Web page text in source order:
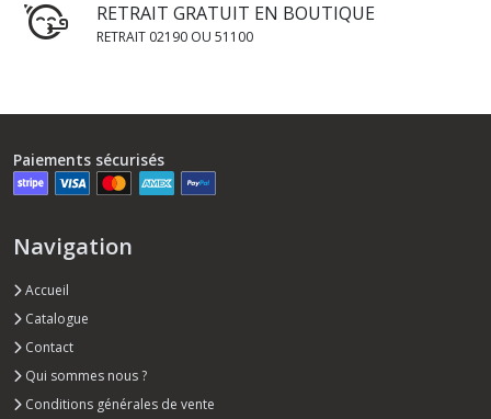
RETRAIT GRATUIT EN BOUTIQUE
RETRAIT 02190 OU 51100
Paiements sécurisés
Navigation
Accueil
Catalogue
Contact
Qui sommes nous ?
Conditions générales de vente